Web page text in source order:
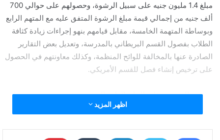
مبلغ 1.4 مليون جنيه على سبيل الرشوة، وحصولهم على حوالي 700
ألف جنيه من إجمالي قيمة مبلغ الرشوة المتفق عليه مع المتهم الرابع
وبوساطة المتهمة الخامسة، مقابل قيامهم بنهو إجراءات زيادة كثافة
الطلاب بفصول القسم البريطاني بالمدرسة، وتعديل بعض التقارير
الصادرة عنها بالمخالفة للوائح المنظمة، وكذلك معاونتهم في الحصول
على ترخيص إنشاء فصل للقسم الأمريكي.
وبعرض المتهمين على النيابة العامة المختصة، قررت حبسهم جميعا
اظهر المزيد